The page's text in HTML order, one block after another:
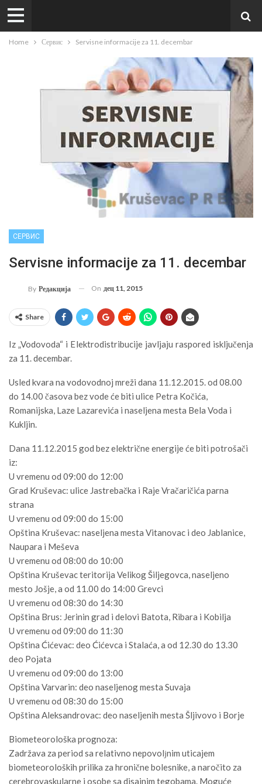
Home Сервис Servisne informacije za 11. decembar
СЕРВИС
Servisne informacije za 11. decembar
By Редакција On дец 11, 2015
Share
Iz „Vodovoda“ i Elektrodistribucije javljaju raspored isključenja
za 11. decembar.
Usled kvara na vodovodnoj mreži dana 11.12.2015. od 08.00
do 14.00 časova bez vode će biti ulice Petra Kočića,
Romanijska, Laze Lazarevića i naseljena mesta Bela Voda i
Kukljin.
Dana 11.12.2015 god bez električne energije će biti potrošači
iz:
U vremenu od 09:00 do 12:00
Grad Kruševac: ulice Jastrebačka i Raje Vračaričića parna
strana
U vremenu od 09:00 do 15:00
Opština Kruševac: naseljena mesta Vitanovac i deo Jablanice,
Naupara i Meševa
U vremenu od 08:00 do 10:00
Opština Kruševac teritorija Velikog Šiljegovca, naseljeno
mesto Jošje, a od 11.00 do 14:00 Grevci
U vremenu od 08:30 do 14:30
Opština Brus: Jerinin grad i delovi Batota, Ribara i Kobilja
U vremenu od 09:00 do 11:30
Opština Ćićevac: deo Ćićevca i Stalaća, a od 12.30 do 13.30
deo Pojata
U vremenu od 09:00 do 13:00
Opština Varvarin: deo naseljenog mesta Suvaja
U vremenu od 08:30 do 15:00
Opština Aleksandrovac: deo naseljenih mesta Šljivovo i Borje
Biometeorološka prognoza:
Zadržava za period sa relativno nepovolјnim uticajem
biometeoroloških prilika za hronične bolesnike, a naročito za
cerebrovaskularne i osobe sa disajnim tegobama. Moguće